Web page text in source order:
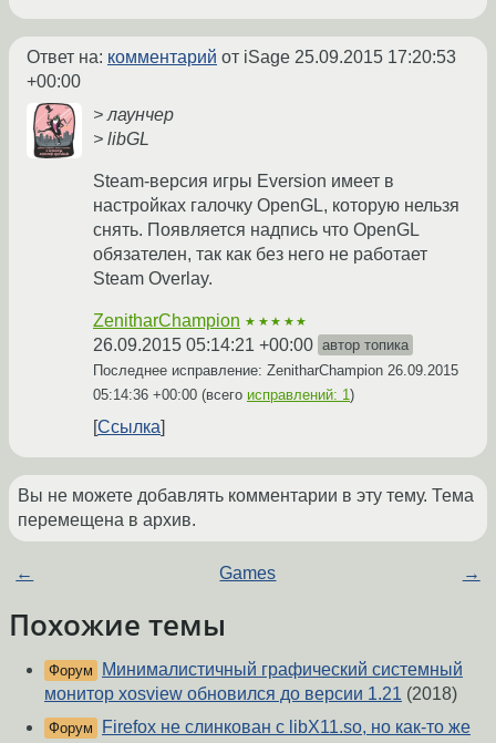
Ответ на: комментарий от iSage 25.09.2015 17:20:53
+00:00
> лаунчер
> libGL
Steam-версия игры Eversion имеет в
настройках галочку OpenGL, которую нельзя
снять. Появляется надпись что OpenGL
обязателен, так как без него не работает
Steam Overlay.
ZenitharChampion ★★★★★
26.09.2015 05:14:21 +00:00 автор топика
Последнее исправление: ZenitharChampion 26.09.2015
05:14:36 +00:00 (всего исправлений: 1)
Ссылка
Вы не можете добавлять комментарии в эту тему. Тема
перемещена в архив.
← Games →
Похожие темы
Форум
Минималистичный графический системный
монитор xosview обновился до версии 1.21 (2018)
Форум
Firefox не слинкован с libX11.so, но как-то же